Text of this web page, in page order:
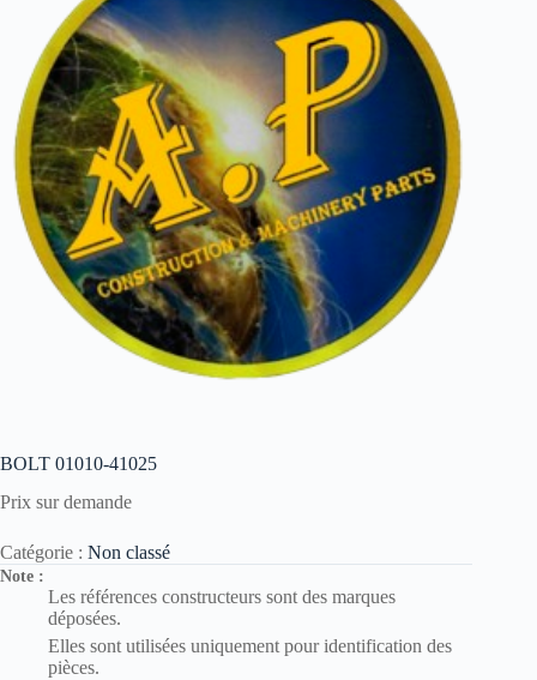
BOLT 01010-41025
Prix sur demande
Catégorie : Non classé
Note :
Les références constructeurs sont des marques
déposées.
Elles sont utilisées uniquement pour identification des
pièces.